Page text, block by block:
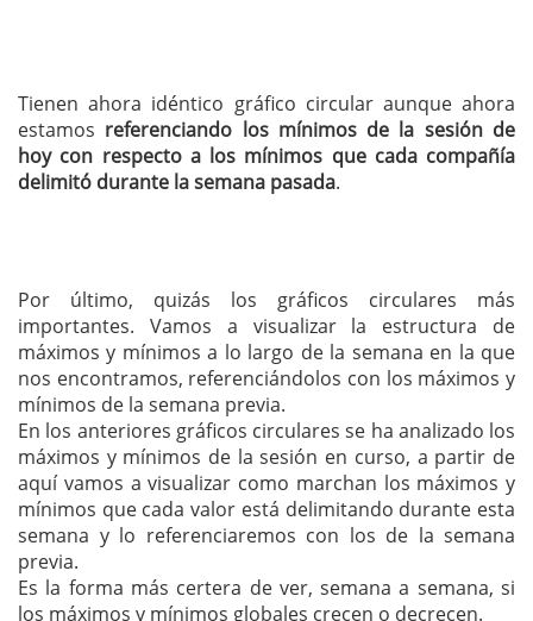
Tienen ahora idéntico gráfico circular aunque ahora
estamos referenciando los mínimos de la sesión de
hoy con respecto a los mínimos que cada compañía
delimitó durante la semana pasada.
Por último, quizás los gráficos circulares más
importantes. Vamos a visualizar la estructura de
máximos y mínimos a lo largo de la semana en la que
nos encontramos, referenciándolos con los máximos y
mínimos de la semana previa.
En los anteriores gráficos circulares se ha analizado los
máximos y mínimos de la sesión en curso, a partir de
aquí vamos a visualizar como marchan los máximos y
mínimos que cada valor está delimitando durante esta
semana y lo referenciaremos con los de la semana
previa.
Es la forma más certera de ver, semana a semana, si
los máximos y mínimos globales crecen o decrecen.